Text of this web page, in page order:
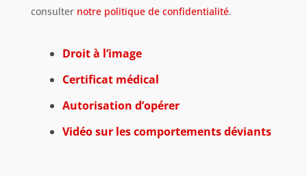
consulter notre politique de confidentialité.
Droit à l’image
Certificat médical
Autorisation d’opérer
Vidéo sur les comportements déviants